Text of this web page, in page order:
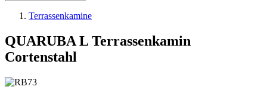
Terrassenkamine
QUARUBA L Terrassenkamin
Cortenstahl